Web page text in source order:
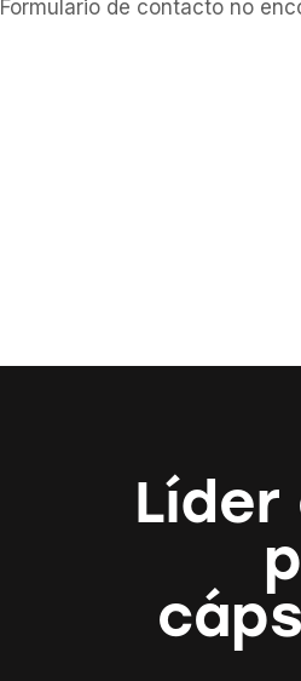
Formulario de contacto no
Líder